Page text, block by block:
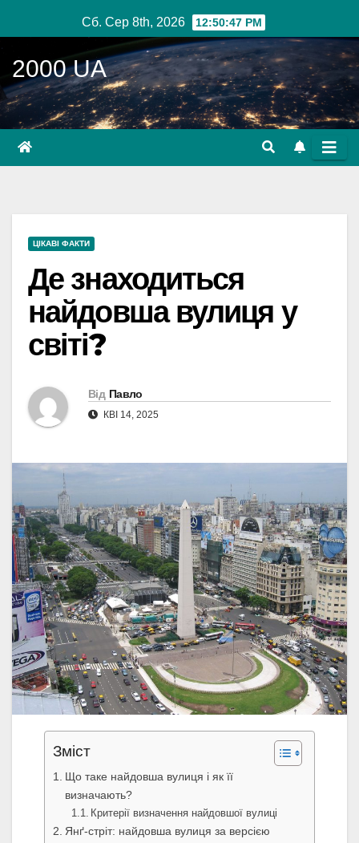
до
вмісту
Сб. Сер 8th, 2026 12:50:48 PM
2000 UA
ЦІКАВІ ФАКТИ
Де знаходиться
найдовша вулиця у
світі?
Від Павло
КВІ 14, 2025
Зміст
Що таке найдовша вулиця і як її
визначають?
Критерії визначення найдовшої вулиці
Янґ-стріт: найдовша вулиця за версією